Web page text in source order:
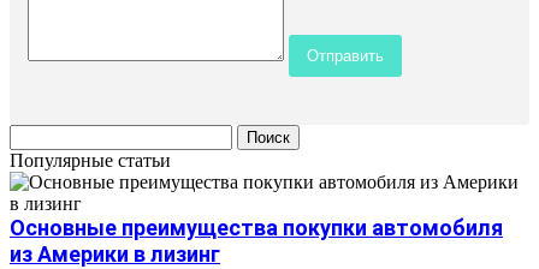
Популярные статьи
Основные преимущества покупки автомобиля
из Америки в лизинг